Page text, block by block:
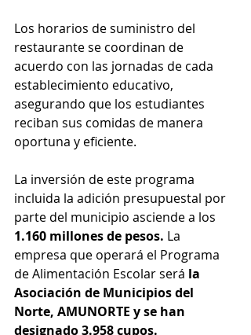
Los horarios de suministro del
restaurante se coordinan de
acuerdo con las jornadas de cada
establecimiento educativo,
asegurando que los estudiantes
reciban sus comidas de manera
oportuna y eficiente.
La inversión de este programa
incluida la adición presupuestal por
parte del municipio asciende a los
1.160 millones de pesos. La
empresa que operará el Programa
de Alimentación Escolar será la
Asociación de Municipios del
Norte, AMUNORTE y se han
designado 3.958 cupos.